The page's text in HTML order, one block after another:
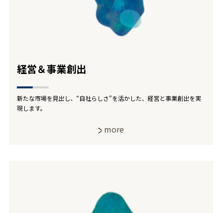
経営＆事業創出
新たな市場を見出し、“自社らしさ”を活かした、経営と事業創出を実
現します。
more